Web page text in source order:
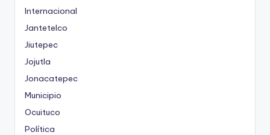
Internacional
Jantetelco
Jiutepec
Jojutla
Jonacatepec
Municipio
Ocuituco
Política